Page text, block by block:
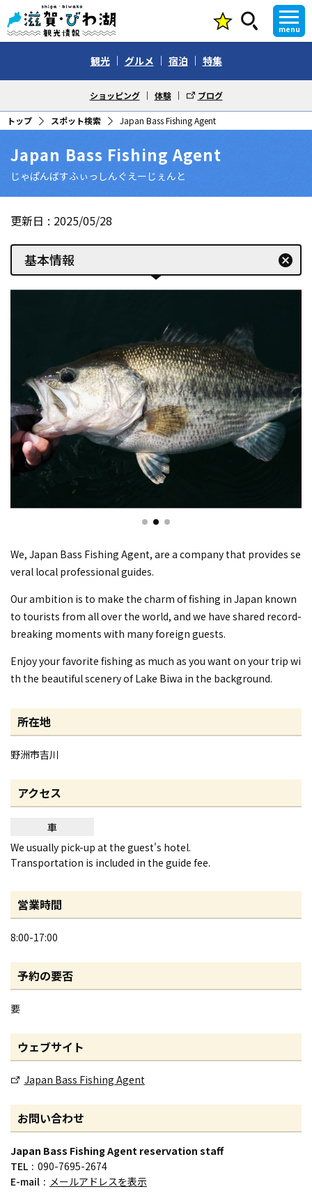
menu
観光 グルメ 宿泊 特集
ショッピング 体験 ブログ
トップ スポット検索 Japan Bass Fishing Agent
Japan Bass Fishing Agent
じゃぱんばすふぃっしんぐえーじぇんと
更新日 2025/05/28
基本情報 cancel
We, Japan Bass Fishing Agent, are a company that provides se
veral local professional guides.
Our ambition is to make the charm of fishing in Japan known
to tourists from all over the world, and we have shared record-
breaking moments with many foreign guests.
Enjoy your favorite fishing as much as you want on your trip wi
th the beautiful scenery of Lake Biwa in the background.
所在地
野洲市吉川
アクセス
車
We usually pick-up at the guest's hotel.
Transportation is included in the guide fee.
営業時間
8:00-17:00
予約の要否
要
ウェブサイト
Japan Bass Fishing Agent
お問い合わせ
Japan Bass Fishing Agent reservation staff
TEL
090-7695-2674
E-mail
メールアドレスを表示